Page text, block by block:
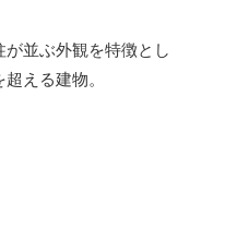
並ぶ外観を特徴とし
える建物。